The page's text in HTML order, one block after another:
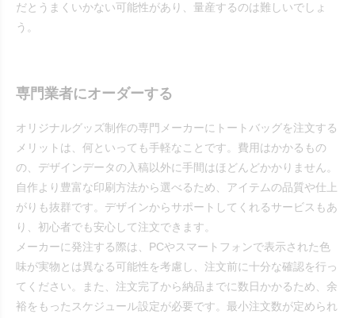
だとうまくいかない可能性があり、量産するのは難しいでしょ
う。
専門業者にオーダーする
オリジナルグッズ制作の専門メーカーにトートバッグを注文する
メリットは、何といっても手軽なことです。費用はかかるもの
の、デザインデータの入稿以外に手間はほどんどかかりません。
自作より豊富な印刷方法から選べるため、アイテムの品質や仕上
がりも抜群です。デザインからサポートしてくれるサービスもあ
り、初心者でも安心して注文できます。
メーカーに発注する際は、PCやスマートフォンで表示された色
味が実物とは異なる可能性を考慮し、注文前に十分な確認を行っ
てください。また、注文完了から納品までに数日かかるため、余
裕をもったスケジュール設定が必要です。最小注文数が定められ